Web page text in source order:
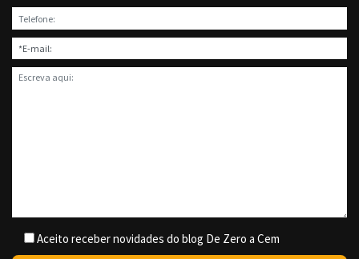
Aceito receber novidades do blog De Zero a Cem